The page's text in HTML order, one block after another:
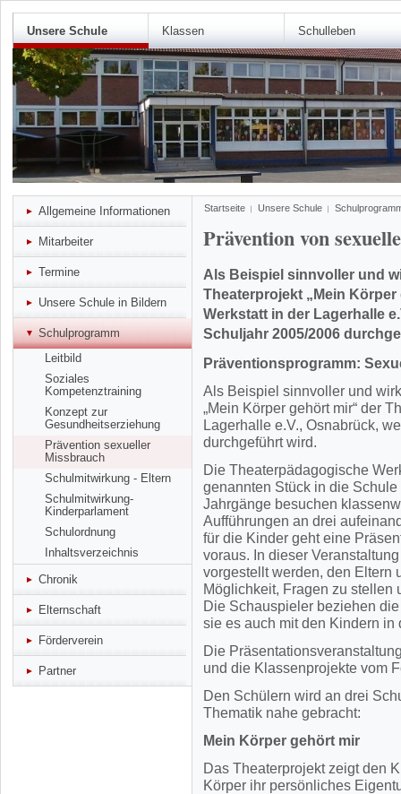
Unsere Schule Klassen Schulleben
Startseite Unsere Schule
Prävention von
Als Beispiel sinnvoller und
Theaterprojekt „Mein
Werkstatt in der Lagerhalle
Schuljahr 2005/2006
Präventionsprogramm:
Als Beispiel sinnvoller und
„Mein Körper gehört mir“ der
Lagerhalle e.V., Osnabrück,
durchgeführt wird.
Die Theaterpädagogische
genannten Stück in die
Jahrgänge besuchen
Aufführungen an drei
für die Kinder geht eine
voraus. In dieser
vorgestellt werden, den Eltern
Möglichkeit, Fragen zu stellen
Die Schauspieler beziehen
sie es auch mit den Kindern in
Die
und die Klassenprojekte vom
Den Schülern wird an drei
Thematik nahe gebracht:
Mein Körper gehört mir
Das Theaterprojekt zeigt den
Körper ihr persönliches
Allgemeine Informationen
Mitarbeiter
Termine
Unsere Schule in Bildern
Schulprogramm
Leitbild
Soziales
Kompetenztraining
Konzept zur
Gesundheitserziehung
Prävention sexueller
Missbrauch
Schulmitwirkung - Eltern
Schulmitwirkung-
Kinderparlament
Schulordnung
Inhaltsverzeichnis
Chronik
Elternschaft
Förderverein
Partner